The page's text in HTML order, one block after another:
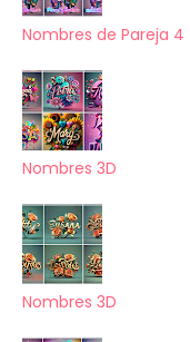
Nombres de Pareja 4
Nombres 3D
Nombres 3D